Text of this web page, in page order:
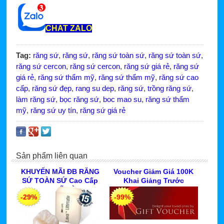
CHAT ZALO
Tag: răng sứ, răng sứ, răng sứ toàn sứ, răng sứ toàn sứ,
răng sứ cercon, răng sứ cercon, răng sứ giá rẻ, răng sứ
giá rẻ, răng sứ thẩm mỹ, răng sứ thẩm mỹ, răng sứ cao
cấp, răng sứ đẹp, rang su dep, răng sứ, trồng răng sứ,
làm răng sứ, bọc răng sứ, boc mao su, răng sứ thẩm
mỹ, răng sứ uy tín, răng sứ giá rẻ
Sản phẩm liên quan
KHUYẾN MÃI ĐB RĂNG
SỨ TOÀN SỨ Cao Cấp
LAVA 3M MỸ HÈ Trước
30.08.2026
-29%
Voucher Giảm Giá 100K
Khai Giảng Trước
30.08.2026 Tại 2 CN ở
-99%